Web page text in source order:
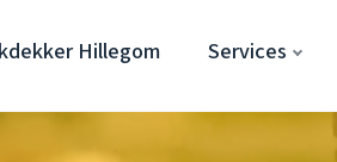
Hillegom Services